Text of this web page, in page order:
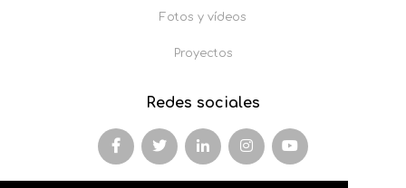
Fotos y vídeos
Proyectos
Redes sociales